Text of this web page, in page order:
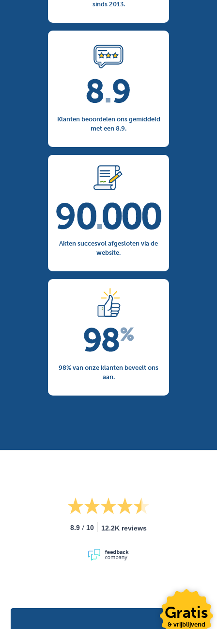
sinds 2013.
Klanten beoordelen ons gemiddeld
met een 8.9.
Akten succesvol afgesloten via de
website.
98% van onze klanten beveelt ons
aan.
8.9 / 10 12.2K reviews
Gratis
& vrijblijvend